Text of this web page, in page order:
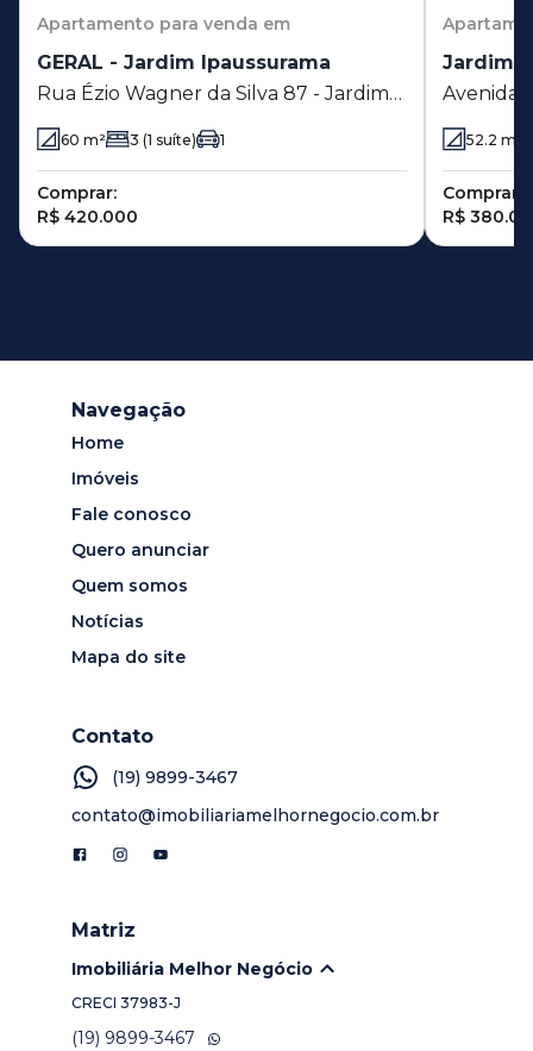
Apartamento para venda em
GERAL - Jardim Ipaussurama
Rua Ézio Wagner da Silva 87 - Jardim
Ipaussurama - Campinas - SP
60 m² 3 (1 suíte) 1
Comprar:
R$ 420.000
Jardim
Avenida
Jardim
52.2 m²
Comprar:
R$
Navegação
Home
Imóveis
Fale conosco
Quero anunciar
Quem somos
Notícias
Mapa do site
Contato
(19) 9899-3467
contato@imobiliariamelhornegocio.com.br
Matriz
Imobiliária Melhor Negócio
CRECI 37983-J
(19) 9899-3467